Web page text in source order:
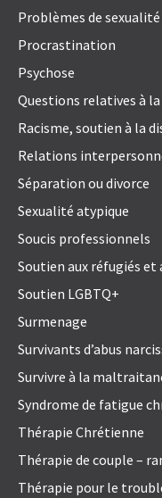
Problèmes de sexualité
Procrastination
Psychose
Questions relatives à
Racisme, soutien à la
Relations
Séparation ou divorce
Sexualité atypique
Soucis professionnels
Soutien aux réfugiés
Soutien LGBTQ+
Surmenage
Survivants d’abus
Survivre à la
Syndrome de fatigue
Thérapie Chrétienne
Thérapie de couple –
Thérapie pour le